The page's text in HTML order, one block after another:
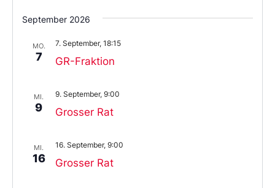
Sie
das
aus.
September 2026
MO.
7 GR-Fraktion
7. September, 18:15
MI.
9 Grosser Rat
9. September, 9:00
MI.
16 Grosser Rat
16. September, 9:00